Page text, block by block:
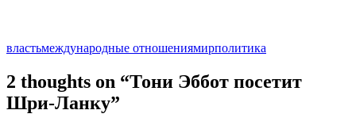
властьмеждународные отношениямирполитика
2 thoughts on “Тони Эббот посетит
Шри-Ланку”